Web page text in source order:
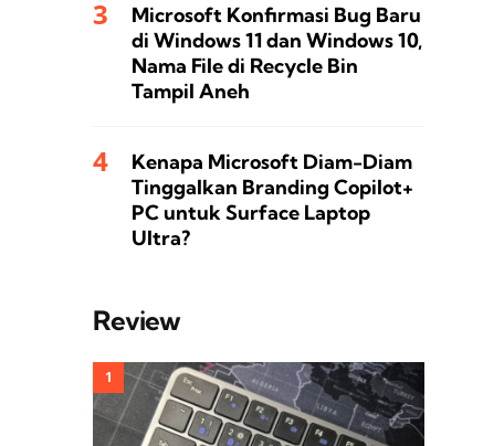
Microsoft Konfirmasi Bug Baru
di Windows 11 dan Windows 10,
Nama File di Recycle Bin
Tampil Aneh
Kenapa Microsoft Diam-Diam
Tinggalkan Branding Copilot+
PC untuk Surface Laptop
Ultra?
Review